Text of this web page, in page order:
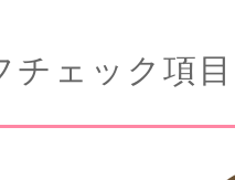
チェック項目